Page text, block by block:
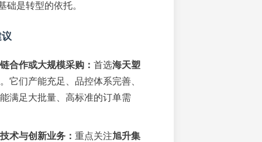
础是转型的依托。
合作或大规模采购： 首选海天塑
。它们产能充足、品控体系完善、
满足大批量、高标准的订单需
术与创新业务： 重点关注旭升集